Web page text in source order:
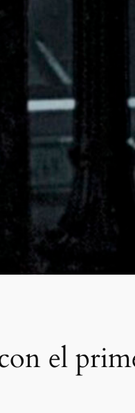
el